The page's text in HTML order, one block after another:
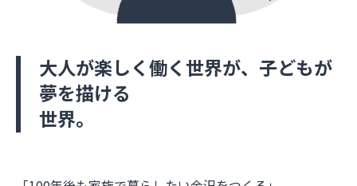
大人が楽しく働く世界が、子どもが
夢を描ける
世界。